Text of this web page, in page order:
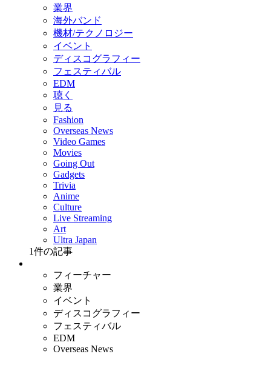
業界
海外バンド
機材/テクノロジー
イベント
ディスコグラフィー
フェスティバル
EDM
聴く
見る
Fashion
Overseas News
Video Games
Movies
Going Out
Gadgets
Trivia
Anime
Culture
Live Streaming
Art
Ultra Japan
1件の記事
フィーチャー
業界
イベント
ディスコグラフィー
フェスティバル
EDM
Overseas News